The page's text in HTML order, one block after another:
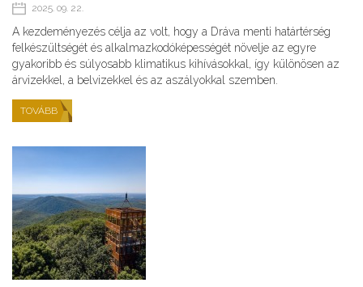
2025. 09. 22.
A kezdeményezés célja az volt, hogy a Dráva menti határtérség
felkészültségét és alkalmazkodóképességét növelje az egyre
gyakoribb és súlyosabb klimatikus kihívásokkal, így különösen az
árvizekkel, a belvizekkel és az aszályokkal szemben.
TOVÁBB